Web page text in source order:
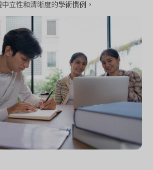
中立性和清晰度的學術慣例。